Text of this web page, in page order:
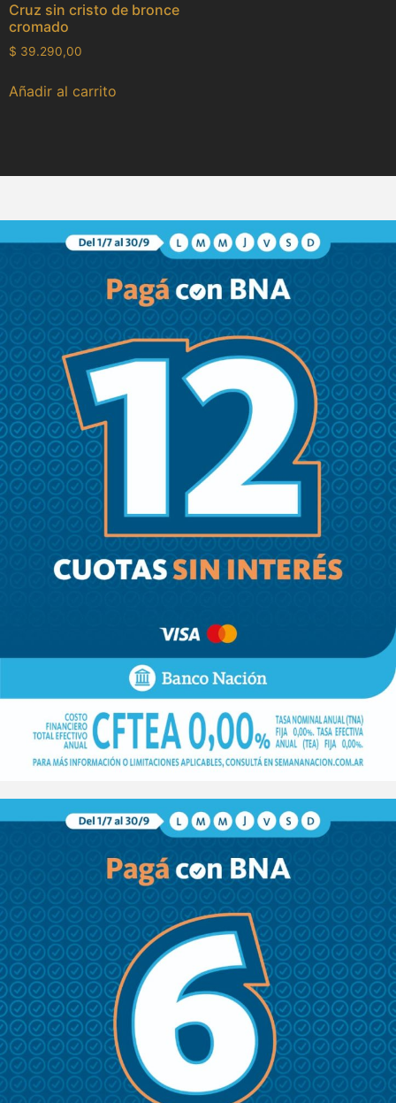
Cruz sin cristo de bronce
cromado
$ 39.290,00
Añadir al carrito